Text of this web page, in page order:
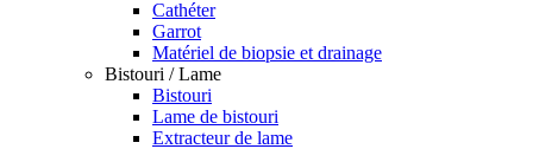
Cathéter
Garrot
Matériel de biopsie et drainage
Bistouri / Lame
Bistouri
Lame de bistouri
Extracteur de lame